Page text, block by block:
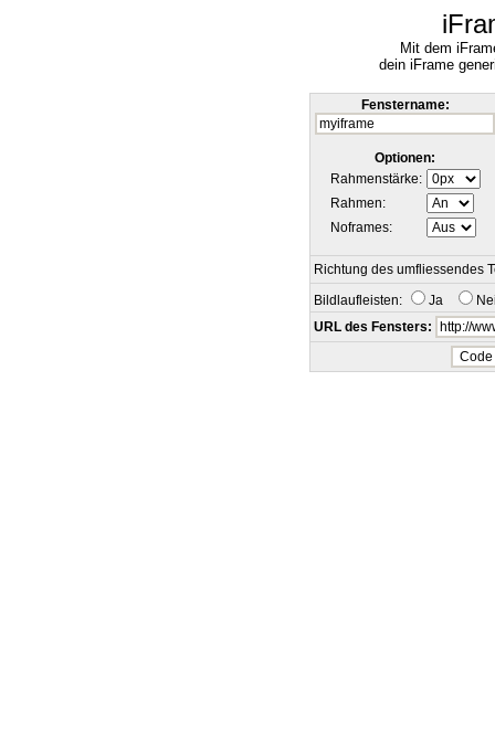
Mit dem
dein iFrame
Fenstername:
Optionen:
Rahmenstärke:
Rahmen:
Noframes:
Richtung des umfliessendes
Bildlaufleisten:
Ja
URL des Fensters: